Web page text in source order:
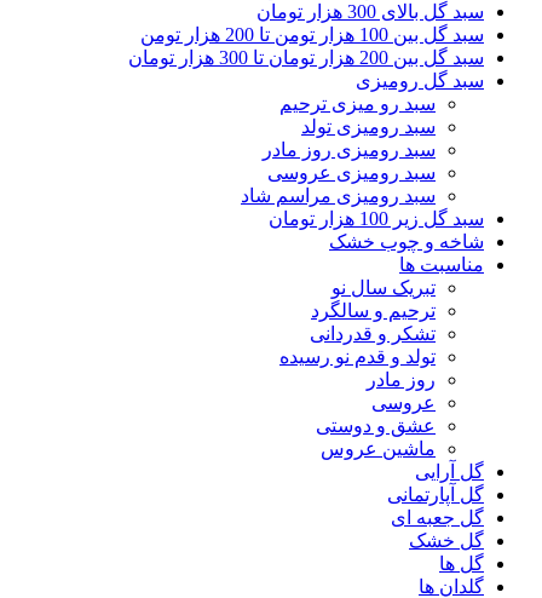
سبد گل بالای 300 هزار تومان
سبد گل بین 100 هزار تومن تا 200 هزار تومن
سبد گل بین 200 هزار تومان تا 300 هزار تومان
سبد گل رومیزی
سبد رو میزی ترحیم
سبد رومیزی تولد
سبد رومیزی روز مادر
سبد رومیزی عروسی
سبد رومیزی مراسم شاد
سبد گل زیر 100 هزار تومان
شاخه و چوب خشک
مناسبت ها
تبریک سال نو
ترحیم و سالگرد
تشکر و قدردانی
تولد و قدم نو رسیده
روز مادر
عروسی
عشق و دوستی
ماشین عروس
گل آرایی
گل آپارتمانی
گل جعبه ای
گل خشک
گل ها
گلدان ها